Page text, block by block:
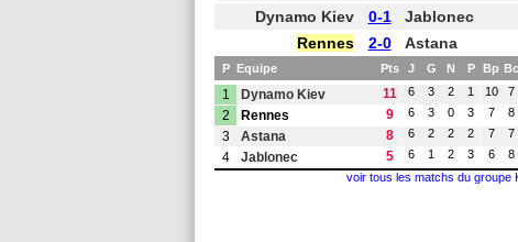
Dynamo Kiev 0-1
Jablonec
Rennes
2-0 Astana
P Equipe Pts J G N P Bp Bc
1 Dynamo Kiev 11 6 3 2 1 10 7
2 Rennes 9 6 3 0 3 7 8
3 Astana 8 6 2 2 2 7 7
4 Jablonec 5 6 1 2 3 6 8
voir tous les matchs du groupe